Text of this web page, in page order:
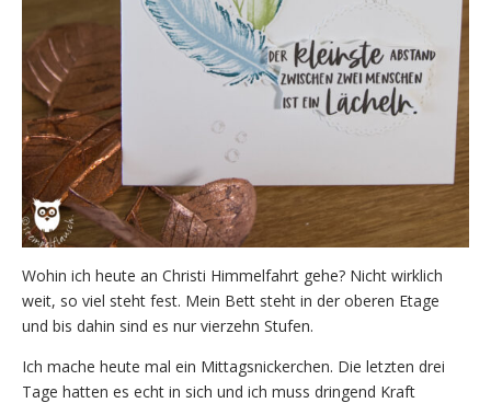
Wohin ich heute an Christi Himmelfahrt gehe? Nicht wirklich
weit, so viel steht fest. Mein Bett steht in der oberen Etage
und bis dahin sind es nur vierzehn Stufen.
Ich mache heute mal ein Mittagsnickerchen. Die letzten drei
Tage hatten es echt in sich und ich muss dringend Kraft